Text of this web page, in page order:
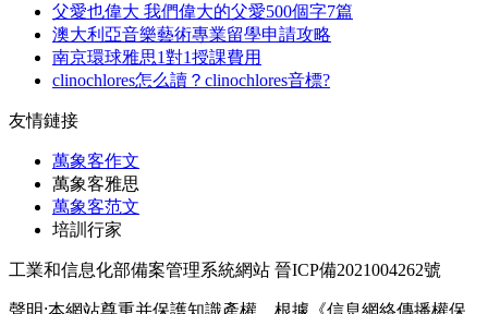
父愛也偉大 我們偉大的父愛500個字7篇
澳大利亞音樂藝術專業留學申請攻略
南京環球雅思1對1授課費用
clinochlores怎么讀？clinochlores音標?
友情鏈接
萬象客作文
萬象客雅思
萬象客范文
培訓行家
工業和信息化部備案管理系統網站 晉ICP備2021004262號
聲明:本網站尊重并保護知識產權，根據《信息網絡傳播權保